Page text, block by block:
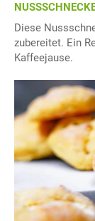
Diese
zubereitet. Ein
Kaffeejause.